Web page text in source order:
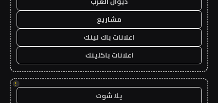
مشاريع
اعلانات باك لينك
اعلانات باكلينك
!
يلا شوت